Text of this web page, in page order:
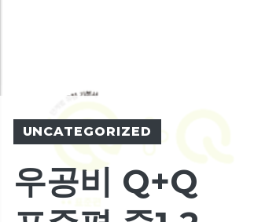
UNCATEGORIZED
우공비 Q+Q